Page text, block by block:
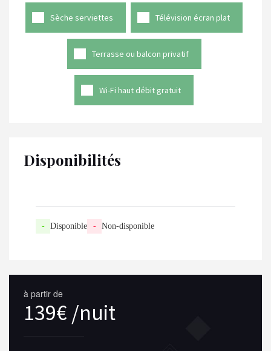
Sèche serviettes Télévision écran plat
Terrasse ou balcon privatif
Wi-Fi haut débit gratuit
Disponibilités
- Disponible - Non-disponible
à partir de
139€ /nuit